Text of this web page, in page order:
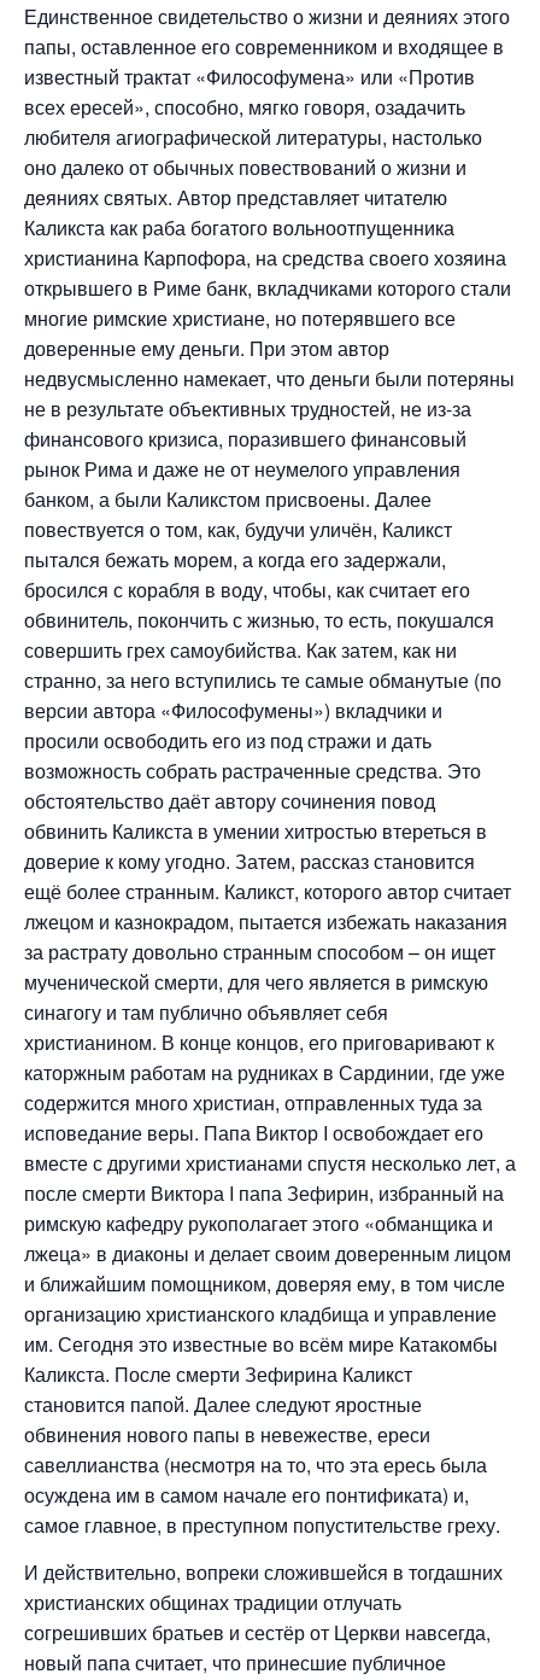
Единственное свидетельство о жизни и деяниях этого
папы, оставленное его современником и входящее в
известный трактат «Философумена» или «Против
всех ересей», способно, мягко говоря, озадачить
любителя агиографической литературы, настолько
оно далеко от обычных повествований о жизни и
деяниях святых. Автор представляет читателю
Каликста как раба богатого вольноотпущенника
христианина Карпофора, на средства своего хозяина
открывшего в Риме банк, вкладчиками которого стали
многие римские христиане, но потерявшего все
доверенные ему деньги. При этом автор
недвусмысленно намекает, что деньги были потеряны
не в результате объективных трудностей, не из-за
финансового кризиса, поразившего финансовый
рынок Рима и даже не от неумелого управления
банком, а были Каликстом присвоены. Далее
повествуется о том, как, будучи уличён, Каликст
пытался бежать морем, а когда его задержали,
бросился с корабля в воду, чтобы, как считает его
обвинитель, покончить с жизнью, то есть, покушался
совершить грех самоубийства. Как затем, как ни
странно, за него вступились те самые обманутые (по
версии автора «Философумены») вкладчики и
просили освободить его из под стражи и дать
возможность собрать растраченные средства. Это
обстоятельство даёт автору сочинения повод
обвинить Каликста в умении хитростью втереться в
доверие к кому угодно. Затем, рассказ становится
ещё более странным. Каликст, которого автор считает
лжецом и казнокрадом, пытается избежать наказания
за растрату довольно странным способом – он ищет
мученической смерти, для чего является в римскую
синагогу и там публично объявляет себя
христианином. В конце концов, его приговаривают к
каторжным работам на рудниках в Сардинии, где уже
содержится много христиан, отправленных туда за
исповедание веры. Папа Виктор I освобождает его
вместе с другими христианами спустя несколько лет, а
после смерти Виктора I папа Зефирин, избранный на
римскую кафедру рукополагает этого «обманщика и
лжеца» в диаконы и делает своим доверенным лицом
и ближайшим помощником, доверяя ему, в том числе
организацию христианского кладбища и управление
им. Сегодня это известные во всём мире Катакомбы
Каликста. После смерти Зефирина Каликст
становится папой. Далее следуют яростные
обвинения нового папы в невежестве, ереси
савеллианства (несмотря на то, что эта ересь была
осуждена им в самом начале его понтификата) и,
самое главное, в преступном попустительстве греху.
И действительно, вопреки сложившейся в тогдашних
христианских общинах традиции отлучать
согрешивших братьев и сестёр от Церкви навсегда,
новый папа считает, что принесшие публичное